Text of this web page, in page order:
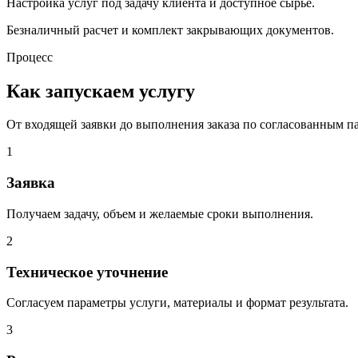
Безналичный расчет и комплект закрывающих документов.
Процесс
Как запускаем услугу
От входящей заявки до выполнения заказа по согласованным
1
Заявка
Получаем задачу, объем и желаемые сроки выполнения.
2
Техническое уточнение
Согласуем параметры услуги, материалы и формат результата.
3